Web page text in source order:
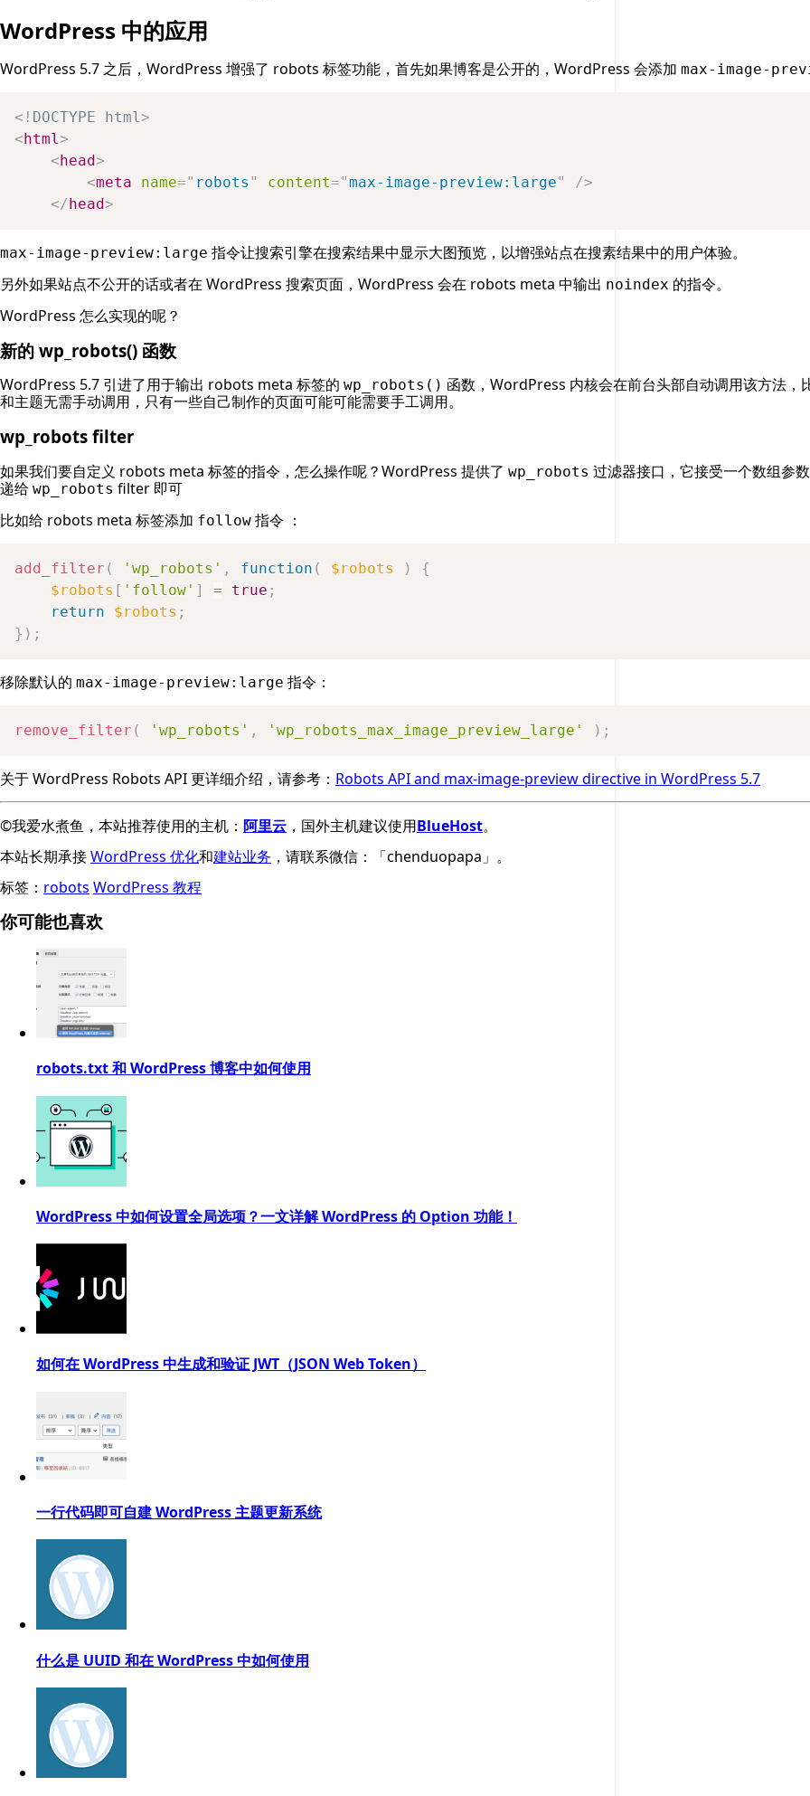
WordPress 中的应用
WordPress 5.7 之后，WordPress 增强了 robots 标签功能，首先如果博客是公开的，WordPress 会添加 max-image-
<! DOCTYPE html>
<html>
<head>
<meta name=" robots " content="max-image-preview:large"
/>
</head>
max-image-preview:large 指令让搜索引擎在搜索结果中显示大图预览，以增强站点在搜素结果中的用户体验。
另外如果站点不公开的话或者在 WordPress 搜索页面，WordPress 会在 robots meta 中输出 noindex 的指令。
WordPress 怎么实现的呢？
新的 wp_robots() 函数
WordPress 5.7 引进了用于输出 robots meta 标签的 wp_robots() 函数，WordPress 内核会在前台头部自动调用该方法，
和主题无需手动调用，只有一些自己制作的页面可能可能需要手工调用。
wp_robots filter
如果我们要自定义 robots meta 标签的指令，怎么操作呢？WordPress 提供了 wp_robots 过滤器接口，它接受一个数组参
递给 wp_robots filter 即可
比如给 robots meta 标签添加 follow 指令 ：
add_filter ( 'wp_robots' , function ( $robots )
{
$robots [ 'follow' ] = true ;
return
$robots ;
} ) ;
移除默认的 max-image-preview:large 指令：
remove_filter ( 'wp_robots' , 'wp_robots_max_image_preview_large' ) ;
关于 WordPress Robots API 更详细介绍，请参考： Robots API and max-image-preview directive in WordPress 5.7
©我爱水煮鱼，本站推荐使用的主机： 阿里云 ，国外主机建议使用BlueHost。
本站长期承接WordPress 优化和建站业务 ，请联系微信：「chenduopapa」。
标签： robots WordPress 教程
你可能也喜欢
robots.txt 和 WordPress 博客中如何使用
WordPress 中如何设置全局选项？一文详解 WordPress 的 Option 功能！
如何在 WordPress 中生成和验证 JWT（JSON Web Token）
一行代码即可自建 WordPress 主题更新系统
什么是 UUID 和在 WordPress 中如何使用